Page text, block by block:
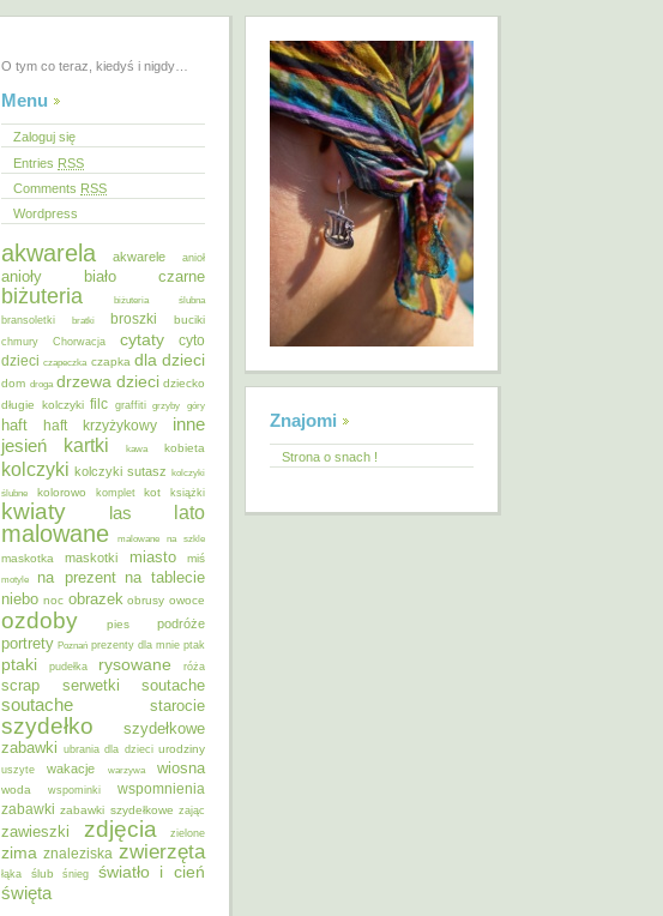
O tym co teraz, kiedyś i nigdy…
Menu
Zaloguj się
Entries RSS
Comments RSS
Wordpress
akwarela akwarele anioł
anioły biało czarne
biżuteria
biżuteria ślubna
bransoletki
bratki broszki buciki
chmury Chorwacja cytaty
cyto
dzieci czapeczka czapka dla dzieci
dom droga drzewa dzieci dziecko
długie kolczyki filc graffiti grzyby góry
haft haft krzyżykowy inne
jesień kartki kawa kobieta
kolczyki kolczyki sutasz kolczyki
ślubne
kolorowo komplet kot książki
kwiaty las lato
malowane malowane na szkle
maskotka maskotki miasto miś
motyle na prezent na tablecie
niebo noc obrazek obrusy owoce
ozdoby pies podróże
portrety Poznań prezenty dla mnie ptak
ptaki pudełka rysowane róża
scrap serwetki soutache
soutache starocie
szydełko
szydełkowe
zabawki ubrania dla dzieci urodziny
uszyte wakacje warzywa wiosna
woda wspominki
wspomnienia
zabawki zabawki szydełkowe zając
zawieszki zdjęcia zielone
zima znaleziska zwierzęta
łąka ślub śnieg światło i cień
święta
Znajomi
Strona o snach !